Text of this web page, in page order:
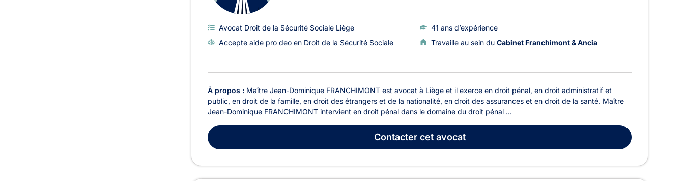
Avocat Droit de la Sécurité Sociale Liège
41 ans d’expérience
Accepte aide pro deo en Droit de la Sécurité Sociale
Travaille au sein du Cabinet Franchimont & Ancia
À propos : Maître Jean-Dominique FRANCHIMONT est avocat à Liège et il exerce en droit pénal, en droit administratif et
public, en droit de la famille, en droit des étrangers et de la nationalité, en droit des assurances et en droit de la santé. Maître
Jean-Dominique FRANCHIMONT intervient en droit pénal dans le domaine du droit pénal ...
Contactercet avocat